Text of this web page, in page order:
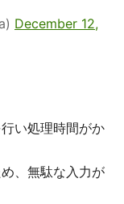
December 12,
い処理時間がか
、無駄な入力が